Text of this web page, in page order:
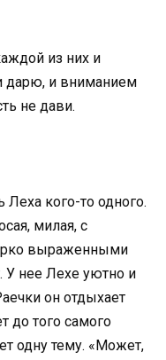
из них и
дарю, и вниманием
не дави.
Леха кого-то одного.
милая, с
выраженными
У нее Лехе уютно и
он отдыхает
до того самого
одну тему. «Может,